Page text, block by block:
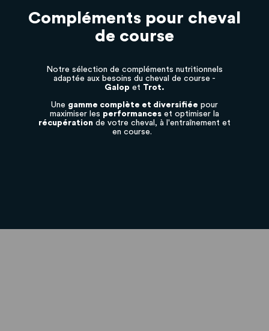
Compléments pour cheval
de course
Notre sélection de compléments nutritionnels
adaptée aux besoins du cheval de course -
Galop et Trot.
Une gamme complète et diversifiée pour
maximiser les performanceset optimiser la
récupérationde votre cheval, à l'entraînement et
en course.